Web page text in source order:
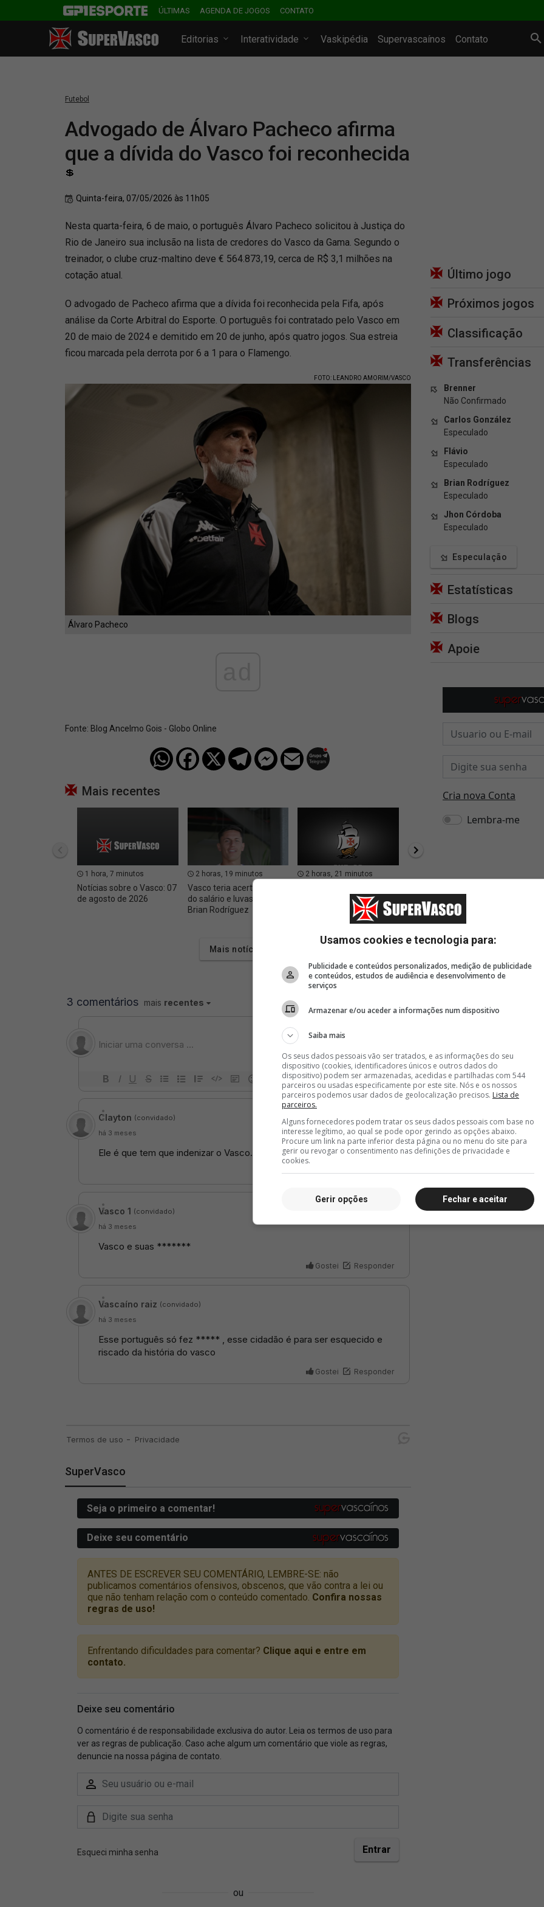
ÚLTIMAS AGENDA DE JOGOS CONTATO
Editorias Interatividade Vaskipédia Supervascaínos Contato
Futebol
Advogado de Álvaro Pacheco afirma
que a dívida do Vasco foi reconhecida
💲
Quinta-feira, 07/05/2026 às 11h05
Nesta quarta-feira, 6 de maio, o português Álvaro Pacheco solicitou à Justiça do
Rio de Janeiro sua inclusão na lista de credores do Vasco da Gama. Segundo o
treinador, o clube cruz-maltino deve € 564.873,19, cerca de R$ 3,1 milhões na
cotação atual.
O advogado de Pacheco afirma que a dívida foi reconhecida pela Fifa, após
análise da Corte Arbitral do Esporte. O português foi contratado pelo Vasco em
20 de maio de 2024 e demitido em 20 de junho, após quatro jogos. Sua estreia
ficou marcada pela derrota por 6 a 1 para o Flamengo.
FOTO: LEANDRO AMORIM/VASCO
Álvaro Pacheco
Fonte: Blog Ancelmo Gois - Globo Online
Mais recentes
1 hora, 7 minutos
Notícias sobre o Vasco: 07
de agosto de 2026
2 horas, 19 minutos
Vasco teria acertado valor
do salário e luvas com
Brian Rodríguez
2 horas, 21 minutos
no Carioca Sub-20 neste
contrato de formação
com Isaac Bremer,
Mais notícias
SuperVasco
Último jogo
Próximos jogos
Classificação
Transferências
Brenner
Não Confirmado
Carlos González
Especulado
Flávio
Especulado
Brian Rodríguez
Especulado
Jhon Córdoba
Especulado
Especulação
Estatísticas
Blogs
Apoie
Usamos cookies e tecnologia para:
Publicidade e conteúdos personalizados, medição de publicidade
e conteúdos, estudos de audiência e desenvolvimento de
serviços
Armazenar e/ou aceder a informações num dispositivo
Saiba mais
Os seus dados pessoais vão ser tratados, e as informações do seu
dispositivo (cookies, identificadores únicos e outros dados do
dispositivo) podem ser armazenadas, acedidas e partilhadas com 544
parceiros ou usadas especificamente por este site. Nós e os nossos
parceiros podemos usar dados de geolocalização precisos. Lista de
parceiros.
Alguns fornecedores podem tratar os seus dados pessoais com base no
interesse legítimo, ao qual se pode opor gerindo as opções abaixo.
Procure um link na parte inferior desta página ou no menu do site para
gerir ou revogar o consentimento nas definições de privacidade e
cookies.
Fechar e aceitar
Gerir opções